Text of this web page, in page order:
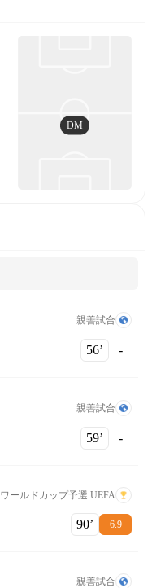
DM
親善試合
56‎’‎ -
親善試合
59‎’‎ -
ワールドカップ予選 UEFA
90‎’‎ 6.9
親善試合